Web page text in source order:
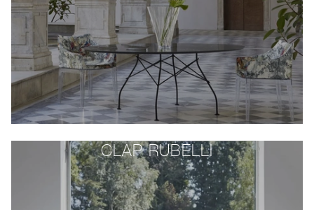
CLAP RUBELLI